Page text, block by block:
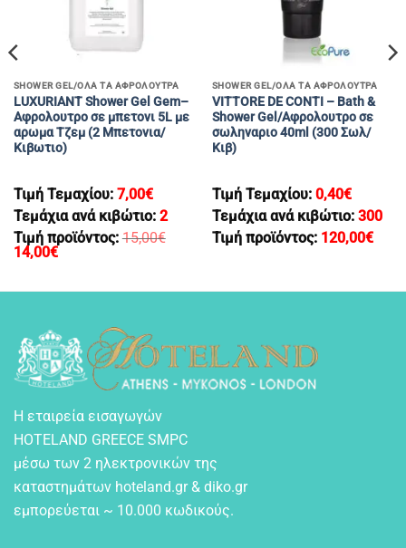
SHOWER GEL/ΟΛΑ ΤΑ ΑΦΡΟΛΟΥΤΡΑ
LUXURIANT Shοwer Gel Gem–
Aφρολουτρο σε μπετονι 5L με
αρωμα Tζεμ (2 Μπετονια/
Κιβωτιο)
Τιμή Τεμαχίου: 7,00€
Τεμάχια ανά κιβώτιο: 2
Τιμή προϊόντος:15,00€
Original
15,00€.
14,00€Η
είναι:
SHOWER GEL/ΟΛΑ ΤΑ ΑΦΡΟΛΟΥΤΡΑ
VITTORE DE CONTI – Bath &
Shower Gel/Αφρολουτρο σε
σωληναριο 40ml (300 Σωλ/
Κιβ)
Τιμή Τεμαχίου: 0,40€
Τεμάχια ανά κιβώτιο: 300
Τιμή προϊόντος: 120,00€
Η εταιρεία εισαγωγών
HOTELAND GREECE SMPC
μέσω των 2 ηλεκτρονικών της
καταστημάτων hoteland.gr & diko.gr
εμπορεύεται ~ 10.000 κωδικούς.